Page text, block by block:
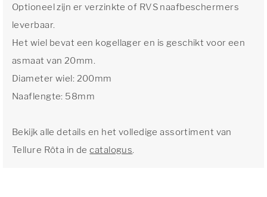
Optioneel zijn er verzinkte of RVS naafbeschermers
leverbaar.
Het wiel bevat een kogellager en is geschikt voor een
asmaat van 20mm.
Diameter wiel: 200mm
Naaflengte: 58mm
Bekijk alle details en het volledige assortiment van
Tellure Rôta in decatalogus.